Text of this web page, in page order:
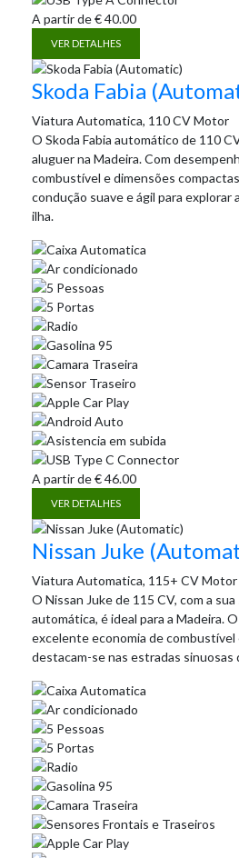
A partir de€40.00
VER DETALHES
Skoda Fabia
Viatura Automatica, 110 CV Motor
O Skoda Fabia automático de 110
aluguer na Madeira. Com
combustível e dimensões
condução suave e ágil para explorar
ilha.
A partir de€46.00
VER DETALHES
Nissan Juke
Viatura Automatica, 115+ CV Motor
O Nissan Juke de 115 CV, com a
automática, é ideal para a Madeira.
excelente economia de
destacam-se nas estradas sinuosas